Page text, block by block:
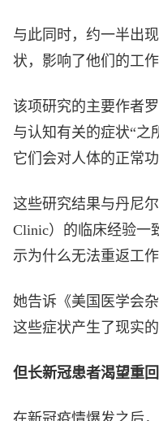
与此同时，约一半出
状，影响了他们的工作
该项研究的主要作者
与认知有关的症状“之
它们会对人体的正常
这些研究结果与丹尼
Clinic）的临床经验一
示为什么无法重返工
她告诉《美国医学会
这些症状产生了现实
但长新冠患者渴望重